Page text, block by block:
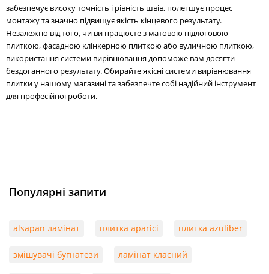
забезпечує високу точність і рівність швів, полегшує процес
монтажу та значно підвищує якість кінцевого результату.
Незалежно від того, чи ви працюєте з матовою підлоговою
плиткою, фасадною клінкерною плиткою або вуличною плиткою,
використання системи вирівнювання допоможе вам досягти
бездоганного результату. Обирайте якісні системи вирівнювання
плитки у нашому магазині та забезпечте собі надійний інструмент
для професійної роботи.
Популярні запити
alsapan ламінат плитка aparici плитка azuliber
змішувачі бугнатези ламінат класний